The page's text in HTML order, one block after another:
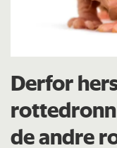
Derfor
de andre